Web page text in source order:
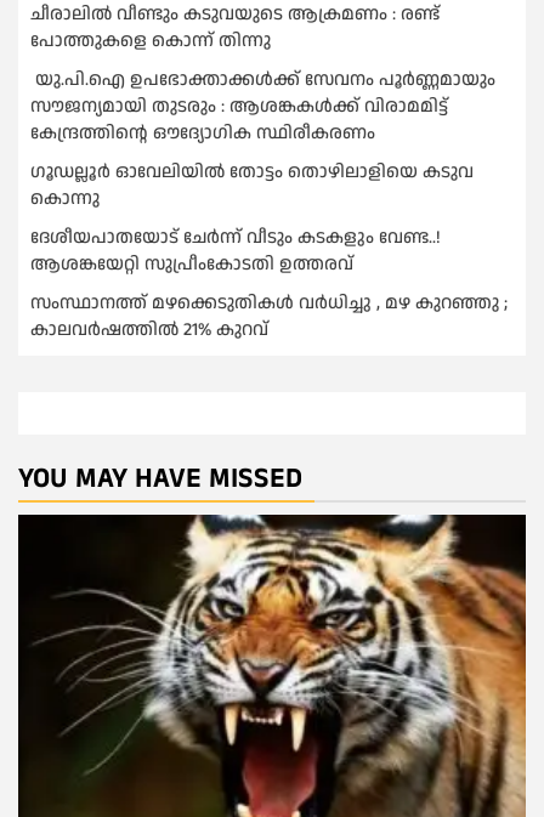
ചീരാലിൽ വീണ്ടും കടുവയുടെ ആക്രമണം : രണ്ട്
പോത്തുകളെ കൊന്ന് തിന്നു
യു.പി.ഐ ഉപഭോക്താക്കള്‍ക്ക് സേവനം പൂര്‍ണ്ണമായും
സൗജന്യമായി തുടരും : ആശങ്കകള്‍ക്ക് വിരാമമിട്ട്
കേന്ദ്രത്തിന്റെ ഔദ്യോഗിക സ്ഥിരീകരണം
ഗൂഡല്ലൂർ ഓവേലിയിൽ തോട്ടം തൊഴിലാളിയെ കടുവ
കൊന്നു
ദേശീയപാതയോട് ചേര്‍ന്ന് വീടും കടകളും വേണ്ട..!
ആശങ്കയേറ്റി സുപ്രീംകോടതി ഉത്തരവ്
സംസ്ഥാനത്ത് മഴക്കെടുതികള്‍ വര്‍ധിച്ചു , മഴ കുറഞ്ഞു ;
കാലവര്‍ഷത്തില്‍ 21% കുറവ്
YOU MAY HAVE MISSED